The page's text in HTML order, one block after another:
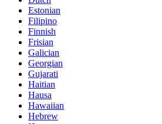
Estonian
Filipino
Finnish
Frisian
Galician
Georgian
Gujarati
Haitian
Hausa
Hawaiian
Hebrew